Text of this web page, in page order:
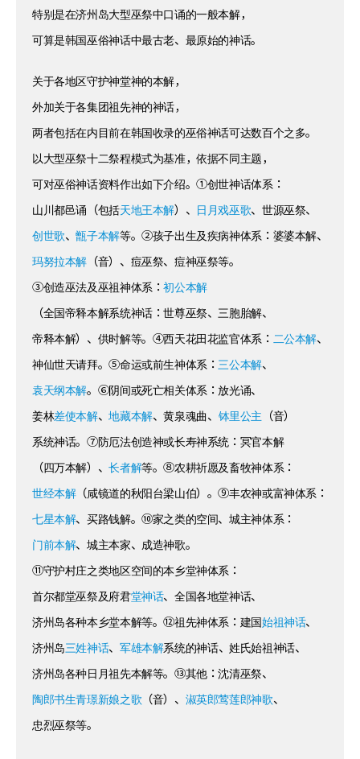
特别是在济州岛大型巫祭中口诵的一般本解，
可算是韩国巫俗神话中最古老、最原始的神话。
关于各地区守护神堂神的本解，
外加关于各集团祖先神的神话，
两者包括在内目前在韩国收录的巫俗神话可达数百个之多。
以大型巫祭十二祭程模式为基准，依据不同主题，
可对巫俗神话资料作出如下介绍。①创世神话体系：
山川都邑诵（包括天地王本解）、 日月戏巫歌、世源巫祭、
创世歌、甑子本解等。②孩子出生及疾病神体系：婆婆本解、
玛努拉本解 （音）、痘巫祭、痘神巫祭等。
③创造巫法及巫祖神体系：初公本解
（全国帝释本解系统神话：世尊巫祭、三胞胎解、
帝释本解）、供时解等。④西天花田花监官体系： 二公本解、
神仙世天请拜。⑤命运或前生神体系：三公本解、
袁天纲本解。⑥阴间或死亡相关体系：放光诵、
姜林差使本解、地藏本解、黄泉魂曲、 钵里公主 （音）
系统神话。⑦防厄法创造神或长寿神系统：冥官本解
（四万本解）、长者解等。⑧农耕祈愿及畜牧神体系：
世经本解（咸镜道的秋阳台梁山伯）。⑨丰农神或富神体系：
七星本解、买路钱解。⑩家之类的空间、城主神体系：
门前本解、城主本家、成造神歌。
⑪守护村庄之类地区空间的本乡堂神体系：
首尔都堂巫祭及府君堂神话、全国各地堂神话、
济州岛各种本乡堂本解等。⑫祖先神体系：建国始祖神话、
济州岛三姓神话、 军雄本解系统的神话、姓氏始祖神话、
济州岛各种日月祖先本解等。⑬其他：沈清巫祭、
陶郎书生青璟新娘之歌 （音）、 淑英郎莺莲郎神歌、
忠烈巫祭等。